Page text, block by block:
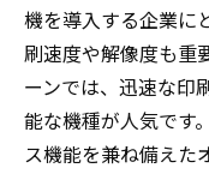
コピー機
地域の成
機を導入する企業に
刷速度や解像度も重
ーンでは、迅速な印
能な機種が人気です
ス機能を兼ね備えた